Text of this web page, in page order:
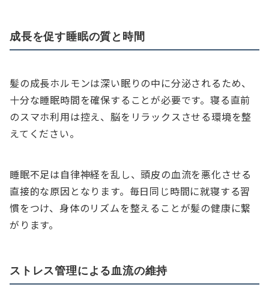
成長を促す睡眠の質と時間
髪の成長ホルモンは深い眠りの中に分泌されるため、
十分な睡眠時間を確保することが必要です。寝る直前
のスマホ利用は控え、脳をリラックスさせる環境を整
えてください。
睡眠不足は自律神経を乱し、頭皮の血流を悪化させる
直接的な原因となります。毎日同じ時間に就寝する習
慣をつけ、身体のリズムを整えることが髪の健康に繋
がります。
ストレス管理による血流の維持